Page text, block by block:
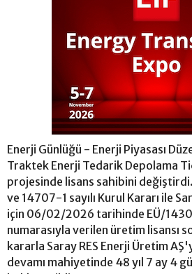
Enerji Günlüğü - Enerji Piyasası
Traktek Enerji Tedarik Depolama
projesinde lisans sahibini
ve 14707-1 sayılı Kurul Kararı ile
için 06/02/2026 tarihinde EÜ/
numarasıyla verilen üretim lisansı
kararla Saray RES Enerji Üretim
devamı mahiyetinde 48 yıl 7 ay 4